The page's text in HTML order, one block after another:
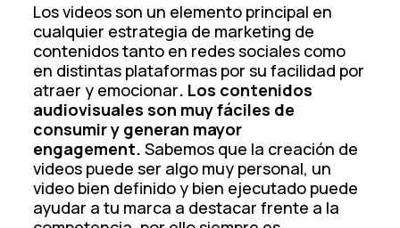
Los videos son un elemento principal en
cualquier estrategia de marketing de
contenidos tanto en redes sociales como
en distintas plataformas por su facilidad por
atraer y emocionar. Los contenidos
audiovisuales son muy fáciles de
consumir y generan mayor
engagement.Sabemos que la creación de
videos puede ser algo muy personal, un
video bien definido y bien ejecutado puede
ayudar a tu marca a destacar frente a la